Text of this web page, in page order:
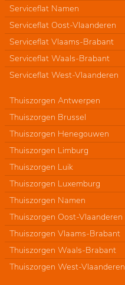
Serviceflat Namen
Serviceflat Oost-Vlaanderen
Serviceflat Vlaams-Brabant
Serviceflat Waals-Brabant
Serviceflat West-Vlaanderen
Thuiszorgen Antwerpen
Thuiszorgen Brussel
Thuiszorgen Henegouwen
Thuiszorgen Limburg
Thuiszorgen Luik
Thuiszorgen Luxemburg
Thuiszorgen Namen
Thuiszorgen Oost-Vlaanderen
Thuiszorgen Vlaams-Brabant
Thuiszorgen Waals-Brabant
Thuiszorgen West-Vlaanderen